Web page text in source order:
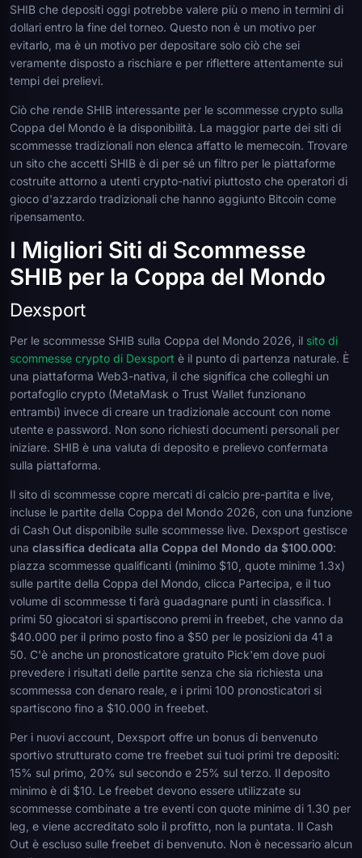
SHIB che depositi oggi potrebbe valere più o meno in termini di
dollari entro la fine del torneo. Questo non è un motivo per
evitarlo, ma è un motivo per depositare solo ciò che sei
veramente disposto a rischiare e per riflettere attentamente sui
tempi dei prelievi.
Ciò che rende SHIB interessante per le scommesse crypto sulla
Coppa del Mondo è la disponibilità. La maggior parte dei siti di
scommesse tradizionali non elenca affatto le memecoin. Trovare
un sito che accetti SHIB è di per sé un filtro per le piattaforme
costruite attorno a utenti crypto-nativi piuttosto che operatori di
gioco d'azzardo tradizionali che hanno aggiunto Bitcoin come
ripensamento.
I Migliori Siti di Scommesse
SHIB per la Coppa del Mondo
Dexsport
Per le scommesse SHIB sulla Coppa del Mondo 2026, il sito di
scommesse crypto di Dexsport è il punto di partenza naturale. È
una piattaforma Web3-nativa, il che significa che colleghi un
portafoglio crypto (MetaMask o Trust Wallet funzionano
entrambi) invece di creare un tradizionale account con nome
utente e password. Non sono richiesti documenti personali per
iniziare. SHIB è una valuta di deposito e prelievo confermata
sulla piattaforma.
Il sito di scommesse copre mercati di calcio pre-partita e live,
incluse le partite della Coppa del Mondo 2026, con una funzione
di Cash Out disponibile sulle scommesse live. Dexsport gestisce
una classifica dedicata alla Coppa del Mondo da $100.000:
piazza scommesse qualificanti (minimo $10, quote minime 1.3x)
sulle partite della Coppa del Mondo, clicca Partecipa, e il tuo
volume di scommesse ti farà guadagnare punti in classifica. I
primi 50 giocatori si spartiscono premi in freebet, che vanno da
$40.000 per il primo posto fino a $50 per le posizioni da 41 a
50. C'è anche un pronosticatore gratuito Pick'em dove puoi
prevedere i risultati delle partite senza che sia richiesta una
scommessa con denaro reale, e i primi 100 pronosticatori si
spartiscono fino a $10.000 in freebet.
Per i nuovi account, Dexsport offre un bonus di benvenuto
sportivo strutturato come tre freebet sui tuoi primi tre depositi:
15% sul primo, 20% sul secondo e 25% sul terzo. Il deposito
minimo è di $10. Le freebet devono essere utilizzate su
scommesse combinate a tre eventi con quote minime di 1.30 per
leg, e viene accreditato solo il profitto, non la puntata. Il Cash
Out è escluso sulle freebet di benvenuto. Non è necessario alcun